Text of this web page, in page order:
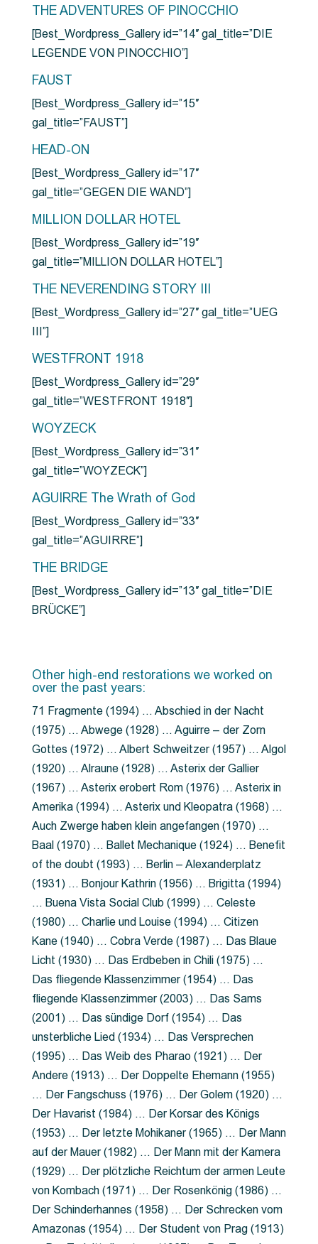
THE ADVENTURES OF PINOCCHIO
[Best_Wordpress_Gallery id=”14″ gal_title=”DIE
LEGENDE VON PINOCCHIO”]
FAUST
[Best_Wordpress_Gallery id=”15″
gal_title=”FAUST”]
HEAD-ON
[Best_Wordpress_Gallery id=”17″
gal_title=”GEGEN DIE WAND”]
MILLION DOLLAR HOTEL
[Best_Wordpress_Gallery id=”19″
gal_title=”MILLION DOLLAR HOTEL”]
THE NEVERENDING STORY III
[Best_Wordpress_Gallery id=”27″ gal_title=”UEG
III”]
WESTFRONT 1918
[Best_Wordpress_Gallery id=”29″
gal_title=”WESTFRONT 1918″]
WOYZECK
[Best_Wordpress_Gallery id=”31″
gal_title=”WOYZECK”]
AGUIRRE The Wrath of God
[Best_Wordpress_Gallery id=”33″
gal_title=”AGUIRRE”]
THE BRIDGE
[Best_Wordpress_Gallery id=”13″ gal_title=”DIE
BRÜCKE”]
Other high-end restorations we worked on
over the past years:
71 Fragmente (1994) … Abschied in der Nacht
(1975) … Abwege (1928) … Aguirre – der Zorn
Gottes (1972) … Albert Schweitzer (1957) … Algol
(1920) … Alraune (1928) … Asterix der Gallier
(1967) … Asterix erobert Rom (1976) … Asterix in
Amerika (1994) … Asterix und Kleopatra (1968) …
Auch Zwerge haben klein angefangen (1970) …
Baal (1970) … Ballet Mechanique (1924) … Benefit
of the doubt (1993) … Berlin – Alexanderplatz
(1931) … Bonjour Kathrin (1956) … Brigitta (1994)
… Buena Vista Social Club (1999) … Celeste
(1980) … Charlie und Louise (1994) … Citizen
Kane (1940) … Cobra Verde (1987) … Das Blaue
Licht (1930) … Das Erdbeben in Chili (1975) …
Das fliegende Klassenzimmer (1954) … Das
fliegende Klassenzimmer (2003) … Das Sams
(2001) … Das sündige Dorf (1954) … Das
unsterbliche Lied (1934) … Das Versprechen
(1995) … Das Weib des Pharao (1921) … Der
Andere (1913) … Der Doppelte Ehemann (1955)
… Der Fangschuss (1976) … Der Golem (1920) …
Der Havarist (1984) … Der Korsar des Königs
(1953) … Der letzte Mohikaner (1965) … Der Mann
auf der Mauer (1982) … Der Mann mit der Kamera
(1929) … Der plötzliche Reichtum der armen Leute
von Kombach (1971) … Der Rosenkönig (1986) …
Der Schinderhannes (1958) … Der Schrecken vom
Amazonas (1954) … Der Student von Prag (1913)